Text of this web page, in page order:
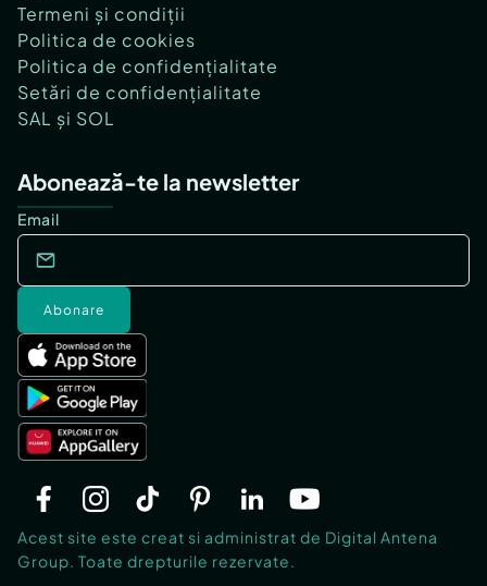
Termeni și condiții
Politica de cookies
Politica de confidențialitate
Setări de confidențialitate
SAL și SOL
Abonează-te la newsletter
Email
Abonare
Acest site este creat si administrat de Digital Antena
Group. Toate drepturile rezervate.